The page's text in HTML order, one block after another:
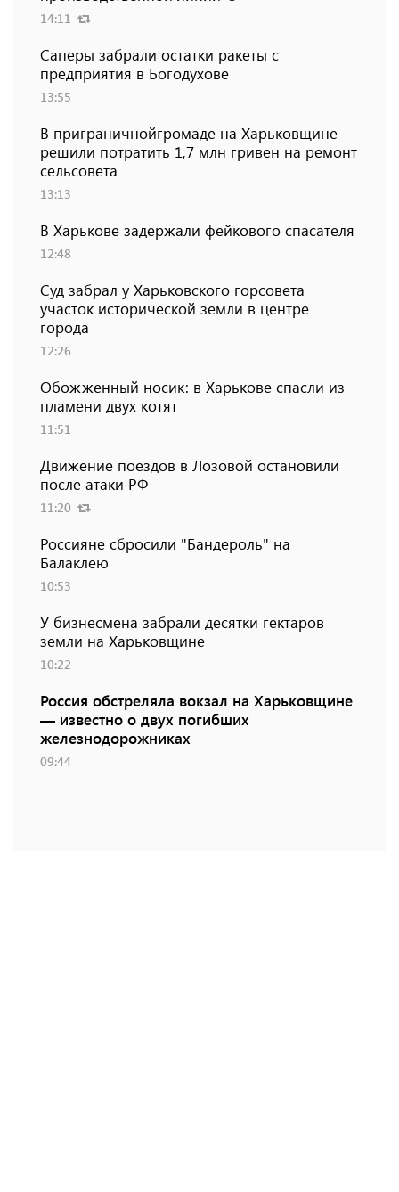
14:11
Саперы забрали остатки ракеты с
предприятия в Богодухове
13:55
В приграничнойгромаде на Харьковщине
решили потратить 1,7 млн ​​гривен на ремонт
сельсовета
13:13
В Харькове задержали фейкового спасателя
12:48
Суд забрал у Харьковского горсовета
участок исторической земли в центре
города
12:26
Обожженный носик: в Харькове спасли из
пламени двух котят
11:51
Движение поездов в Лозовой остановили
после атаки РФ
11:20
Россияне сбросили "Бандероль" на
Балаклею
10:53
У бизнесмена забрали десятки гектаров
земли на Харьковщине
10:22
Россия обстреляла вокзал на Харьковщине
— известно о двух погибших
железнодорожниках
09:44